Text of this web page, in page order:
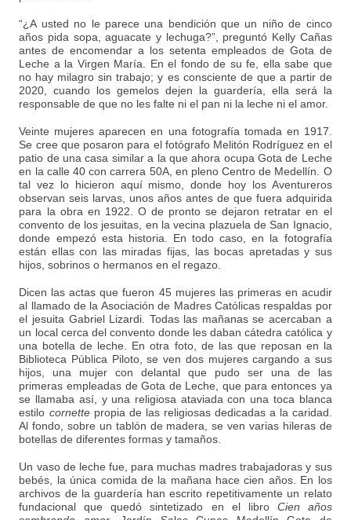
“¿A usted no le parece una bendición que un niño de cinco
años pida sopa, aguacate y lechuga?”, preguntó Kelly Cañas
antes de encomendar a los setenta empleados de Gota de
Leche a la Virgen María. En el fondo de su fe, ella sabe que
no hay milagro sin trabajo; y es consciente de que a partir de
2020, cuando los gemelos dejen la guardería, ella será la
responsable de que no les falte ni el pan ni la leche ni el amor.
Veinte mujeres aparecen en una fotografía tomada en 1917.
Se cree que posaron para el fotógrafo Melitón Rodríguez en el
patio de una casa similar a la que ahora ocupa Gota de Leche
en la calle 40 con carrera 50A, en pleno Centro de Medellín. O
tal vez lo hicieron aquí mismo, donde hoy los Aventureros
observan seis larvas, unos años antes de que fuera adquirida
para la obra en 1922. O de pronto se dejaron retratar en el
convento de los jesuitas, en la vecina plazuela de San Ignacio,
donde empezó esta historia. En todo caso, en la fotografía
están ellas con las miradas fijas, las bocas apretadas y sus
hijos, sobrinos o hermanos en el regazo.
Dicen las actas que fueron 45 mujeres las primeras en acudir
al llamado de la Asociación de Madres Católicas respaldas por
el jesuita Gabriel Lizardi. Todas las mañanas se acercaban a
un local cerca del convento donde les daban cátedra católica y
una botella de leche. En otra foto, de las que reposan en la
Biblioteca Pública Piloto, se ven dos mujeres cargando a sus
hijos, una mujer con delantal que pudo ser una de las
primeras empleadas de Gota de Leche, que para entonces ya
se llamaba así, y una religiosa ataviada con una toca blanca
estilo cornettepropia de las religiosas dedicadas a la caridad.
Al fondo, sobre un tablón de madera, se ven varias hileras de
botellas de diferentes formas y tamaños.
Un vaso de leche fue, para muchas madres trabajadoras y sus
bebés, la única comida de la mañana hace cien años. En los
archivos de la guardería han escrito repetitivamente un relato
fundacional que quedó sintetizado en el libro Cien años